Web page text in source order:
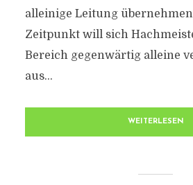
alleinige Leitung
Zeitpunkt will sich
Bereich gegenwärtig alleine
aus...
WEITERLESEN